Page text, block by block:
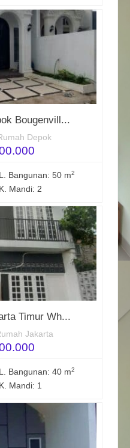
Bougenvill...
Depok
L. Bangunan: 50 m2
K. Mandi: 2
Timur Wh...
Jakarta
L. Bangunan: 40 m2
K. Mandi: 1